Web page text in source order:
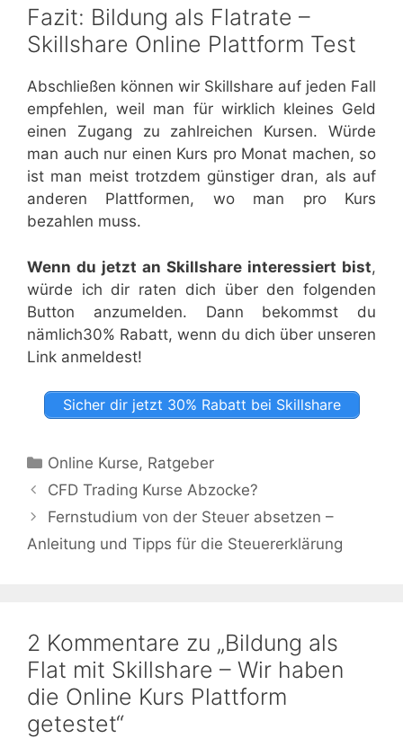
Fazit: Bildung als Flatrate –
Skillshare Online Plattform Test
Abschließen können wir Skillshare auf jeden Fall
empfehlen, weil man für wirklich kleines Geld
einen Zugang zu zahlreichen Kursen. Würde
man auch nur einen Kurs pro Monat machen, so
ist man meist trotzdem günstiger dran, als auf
anderen Plattformen, wo man pro Kurs
bezahlen muss.
Wenn du jetzt an Skillshare interessiert bist,
würde ich dir raten dich über den folgenden
Button anzumelden. Dann bekommst du
nämlich30% Rabatt, wenn du dich über unseren
Link anmeldest!
Sicher dir jetzt 30% Rabatt bei Skillshare
Kategorien
Online Kurse, Ratgeber
CFD Trading Kurse Abzocke?
Fernstudium von der Steuer absetzen –
Anleitung und Tipps für die Steuererklärung
2 Kommentare zu „Bildung als
Flat mit Skillshare – Wir haben
die Online Kurs Plattform
getestet“